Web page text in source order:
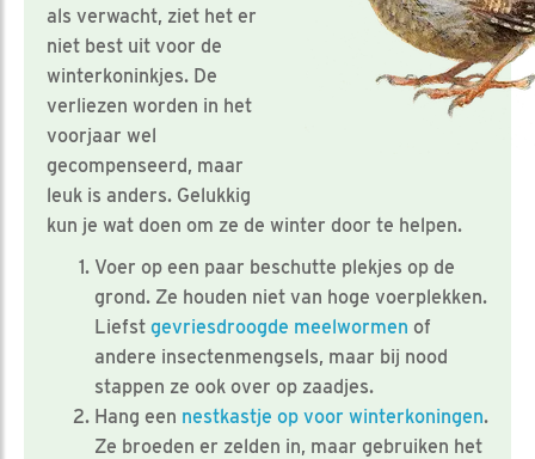
als verwacht, ziet het er
niet best uit voor de
winterkoninkjes. De
verliezen worden in het
voorjaar wel
gecompenseerd, maar
leuk is anders. Gelukkig
kun je wat doen om ze de winter door te helpen.
Voer op een paar beschutte plekjes op de
grond. Ze houden niet van hoge voerplekken.
Liefst gevriesdroogde meelwormen of
andere insectenmengsels, maar bij nood
stappen ze ook over op zaadjes.
Hang een nestkastje op voor winterkoningen.
Ze broeden er zelden in, maar gebruiken het